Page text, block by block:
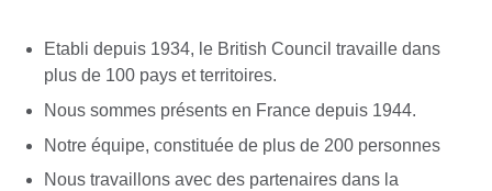
Etabli depuis 1934, le British Council travaille dans
plus de 100 pays et territoires.
Nous sommes présents en France depuis 1944.
Notre équipe, constituée de plus de 200 personnes
Nous travaillons avec des partenaires dans la